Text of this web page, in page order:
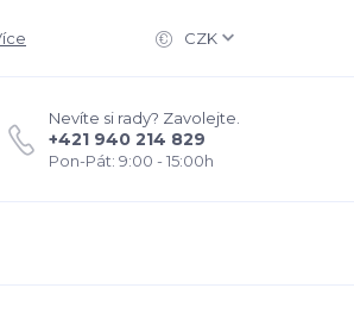
CZK
Nevíte si rady? Zavolejte.
+421 940 214 829
Pon-Pát: 9:00 - 15:00h